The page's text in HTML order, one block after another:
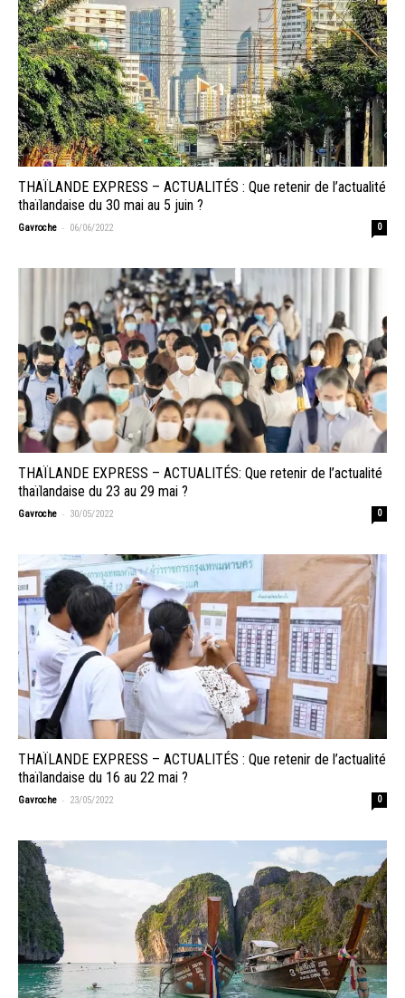
THAÏLANDE EXPRESS – ACTUALITÉS : Que retenir de l’actualité
thaïlandaise du 30 mai au 5 juin ?
Gavroche - 06/06/2022 0
THAÏLANDE EXPRESS – ACTUALITÉS: Que retenir de l’actualité
thaïlandaise du 23 au 29 mai ?
Gavroche - 30/05/2022 0
THAÏLANDE EXPRESS – ACTUALITÉS : Que retenir de l’actualité
thaïlandaise du 16 au 22 mai ?
Gavroche - 23/05/2022 0